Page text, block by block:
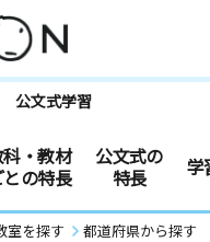
公文式学習
・教材
との特長
公文式の
特長
学
室を探す 都道府県から探す